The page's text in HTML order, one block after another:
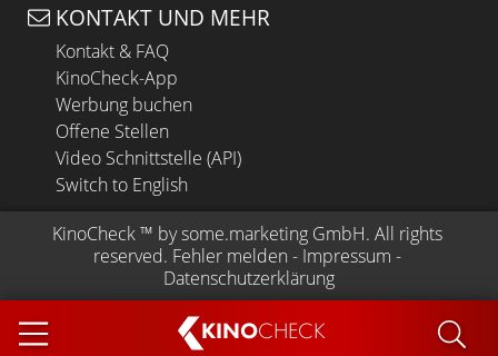
KINOCHECK
KONTAKT UND MEHR
Kontakt & FAQ
KinoCheck-App
Werbung buchen
Offene Stellen
Video Schnittstelle (API)
Switch to English
KinoCheck ™ by some.marketing GmbH. All rights
reserved. Fehler melden - Impressum -
Datenschutzerklärung